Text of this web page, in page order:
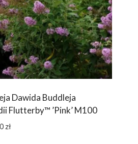
Dawida Buddleja
Flutterby™ ’Pink’ M100
zł